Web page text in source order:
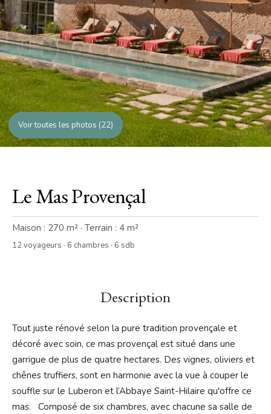
Voir toutes les photos (22)
Le Mas Provençal
Maison : 270 m² · Terrain : 4 m²
12 voyageurs · 6 chambres · 6 sdb
Description
Tout juste rénové selon la pure tradition provençale et
décoré avec soin, ce mas provençal est situé dans une
garrigue de plus de quatre hectares. Des vignes, oliviers et
chênes truffiers, sont en harmonie avec la vue à couper le
souffle sur le Luberon et l’Abbaye Saint-Hilaire qu'offre ce
mas. Composé de six chambres, avec chacune sa salle de